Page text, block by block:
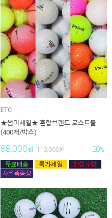
ETC
★썸머세일★ 혼합브랜드 로스트볼
(400개/박스)
88,000원 110,000원 20%